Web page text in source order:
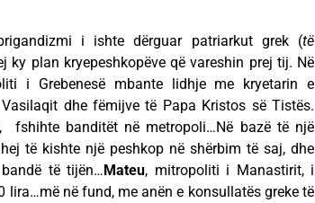
i ishte dërguar patriarkut grek (të
ky plan kryepeshkopëve që vareshin prej tij. Në
i Grebenesë mbante lidhje me kryetarin e
dhe fëmijve të Papa Kristos së Tistës.
fshihte banditët në metropoli…Në bazë të një
të kishte një peshkop në shërbim të saj, dhe
të tijën…Mateu, mitropoliti i Manastirit, i
në fund, me anën e konsullatës greke të